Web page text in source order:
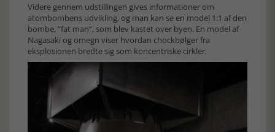
Videre gennem udstillingen gives informationer om
atombombens udvikling, og man kan se en model 1:1 af den
bombe, ”fat man”, som blev kastet over byen. En model af
Nagasaki og omegn viser hvordan chockbølger fra
eksplosionen bredte sig som koncentriske cirkler.